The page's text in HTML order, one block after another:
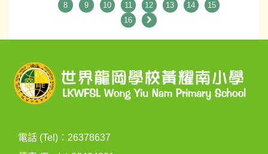
8
9 10 11 12 13 14
15
16
電話 (Tel)：26378637